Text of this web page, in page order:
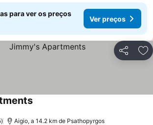
para ver os preços
Ver preços
Partilhar
Ver preços
Aigio, a 14.2 km de Psathopyrgos